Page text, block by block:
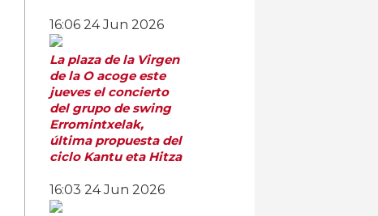
16:06 24 Jun 2026
La plaza de la Virgen
de la O acoge este
jueves el concierto
del grupo de swing
Erromintxelak,
última propuesta del
ciclo Kantu eta Hitza
16:03 24 Jun 2026